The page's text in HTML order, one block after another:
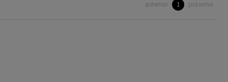
anterior 1 próximo